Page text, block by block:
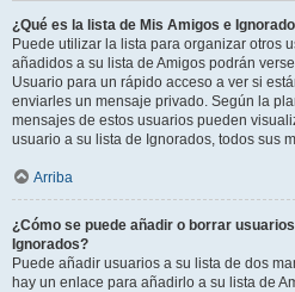
¿Qué es la lista de Mis Amigos e
Puede utilizar la lista para organizar otros
añadidos a su lista de Amigos podrán
Usuario para un rápido acceso a ver si
enviarles un mensaje privado. Según la
mensajes de estos usuarios pueden
usuario a su lista de Ignorados, todos sus
Arriba
¿Cómo se puede añadir o borrar
Ignorados?
Puede añadir usuarios a su lista de dos
hay un enlace para añadirlo a su lista de